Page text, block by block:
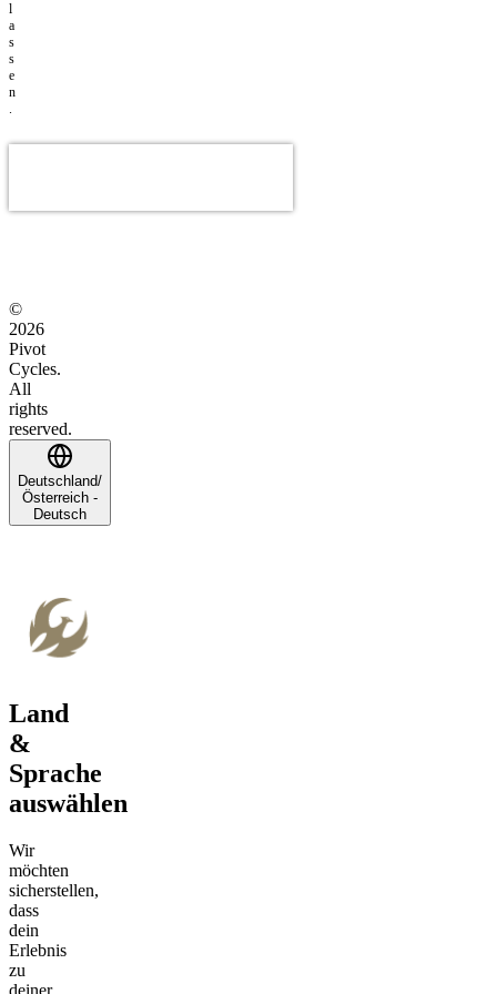
l
a
s
s
e
n
©
2026
Pivot
Cycles.
All
rights
reserved.
Deutschland/
Österreich -
Deutsch
Land
&
Sprache
auswählen
Wir
möchten
sicherstellen,
dass
dein
Erlebnis
zu
deiner